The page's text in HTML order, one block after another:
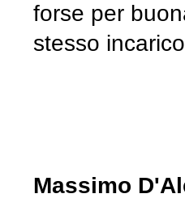
forse per
stesso
Massimo